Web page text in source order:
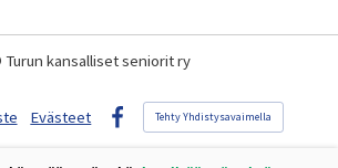
Turun kansalliset seniorit ry
Evästeet
Facebook
Tehty Yhdistysavaimella